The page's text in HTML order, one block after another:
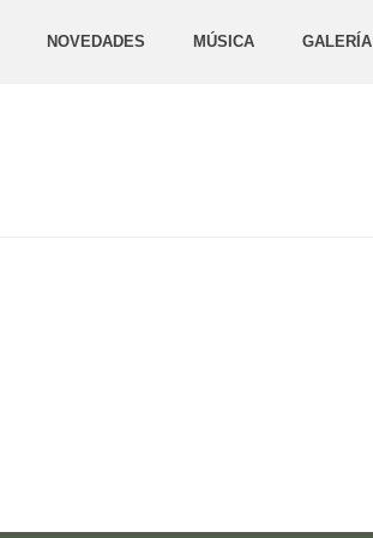
NOVEDADES MÚSICA GALERÍA